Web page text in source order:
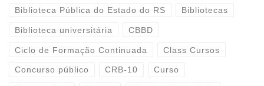
Biblioteca Pública do Estado do RS Bibliotecas
Biblioteca universitária CBBD
Ciclo de Formação Continuada Class Cursos
Concurso público CRB-10 Curso